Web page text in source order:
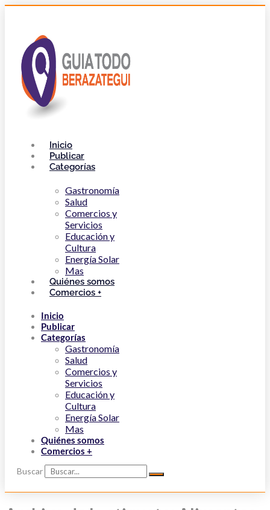
Inicio
Publicar
Categorías
Gastronomía
Salud
Comercios y
Servicios
Educación y
Cultura
Energía Solar
Mas
Quiénes somos
Comercios +
Inicio
Publicar
Categorías
Gastronomía
Salud
Comercios y
Servicios
Educación y
Cultura
Energía Solar
Mas
Quiénes somos
Comercios +
Buscar